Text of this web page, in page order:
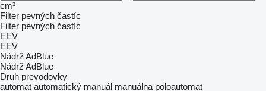
cm³
Filter pevných častíc
Filter pevných častíc
EEV
EEV
Nádrž AdBlue
Nádrž AdBlue
Druh prevodovky
automat automatický manuál manuálna poloautomat